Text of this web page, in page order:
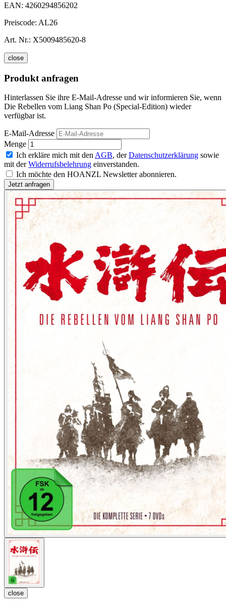
EAN: 4260294856202
Preiscode: AL26
Art. Nr.: X5009485620-8
close
Produkt anfragen
Hinterlassen Sie ihre E-Mail-Adresse und wir informieren Sie, wenn
Die Rebellen vom Liang Shan Po (Special-Edition) wieder
verfügbar ist.
E-Mail-Adresse
Menge
Ich erkläre mich mit den AGB, derDatenschutzerklärung sowie
mit derWiderrufsbelehrung einverstanden.
Ich möchte den HOANZL Newsletter abonnieren.
close